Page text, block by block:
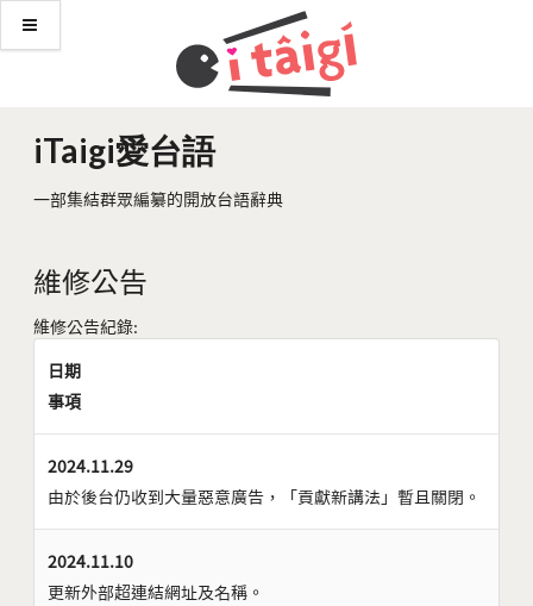
iTaigi愛台語
一部集結群眾編纂的開放台語辭典
維修公告
維修公告紀錄:
日期
事項
2024.11.29
由於後台仍收到大量惡意廣告，「貢獻新講法」暫且關閉。
2024.11.10
更新外部超連結網址及名稱。